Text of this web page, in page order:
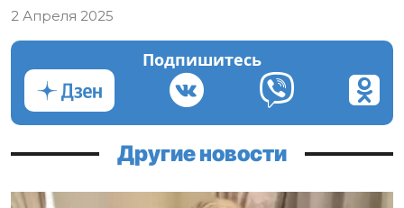
2 Апреля 2025
Подпишитесь
Другие новости